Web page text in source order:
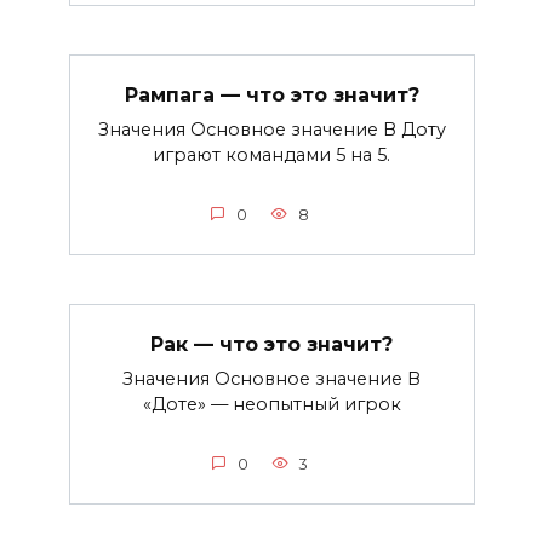
Рампага — что это значит?
Значения Основное значение В Доту
играют командами 5 на 5.
0 8
Рак — что это значит?
Значения Основное значение В
«Доте» — неопытный игрок
0 3